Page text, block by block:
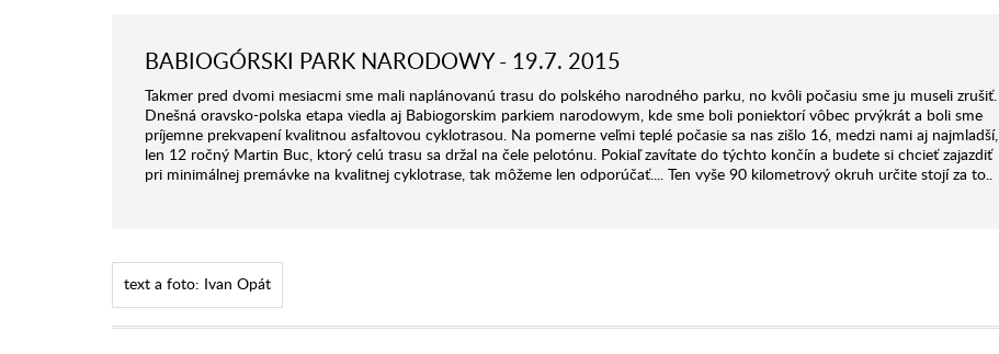
BABIOGÓRSKI PARK NARODOWY - 19.7. 2015
Takmer pred dvomi mesiacmi sme mali naplánovanú trasu do polského narodného parku, no kvôli počasiu sme ju museli zrušiť.
Dnešná oravsko-polska etapa viedla aj Babiogorskim parkiem narodowym, kde sme boli poniektorí vôbec prvýkrát a boli sme
príjemne prekvapení kvalitnou asfaltovou cyklotrasou. Na pomerne veľmi teplé počasie sa nas zišlo 16, medzi nami aj najmladší,
len 12 ročný Martin Buc, ktorý celú trasu sa držal na čele pelotónu. Pokiaľ zavítate do týchto končín a budete si chcieť zajazdiť
pri minimálnej premávke na kvalitnej cyklotrase, tak môžeme len odporúčať.... Ten vyše 90 kilometrový okruh určite stojí za to..
text a foto: Ivan Opát